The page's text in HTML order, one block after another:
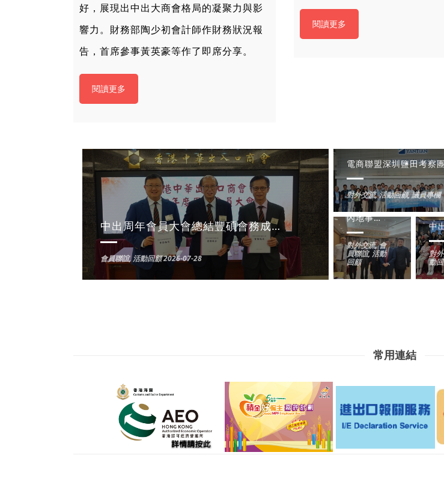
好，展現出中出大商會格局的凝聚力與影
響力。財務部陶少初會計師作財務狀況報
告，首席參事黃英豪等作了即席分享。
閱讀更多
閱讀更多
中出周年會員大會總結豐碩會務成果，領導層工作獲得肯定，高度讚揚黃英豪議員貢獻！ (2026.7.27)
會員聯誼,活動回顧2026-07-28 會員聯誼,活動回顧 2026-06-
會員聯誼,活動回顧 2026-02-
會員聯誼,活動回顧 2025-08-
會員聯誼,活動回顧 2025-08-
對外交流,活動回顧,議員專欄
內地事務委員會舉辦「新能源發展與展望」講座（2023.11.23）
對外交流,會
員聯誼, 活動
回顧
對
動
常用連結